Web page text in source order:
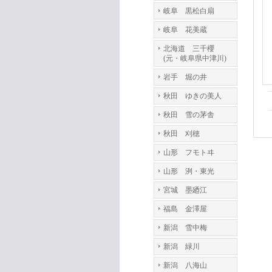
岐阜 黒松白扇
岐阜 花美蔵
北海道 三千櫻
(元・岐阜県中津川)
岩手 堀の井
秋田 ゆきの美人
秋田 雪の茅舎
秋田 刈穂
山形 フモトヰ
山形 洌・東光
宮城 墨廼江
福島 金澤屋
新潟 雪中梅
新潟 緑川
新潟 八海山